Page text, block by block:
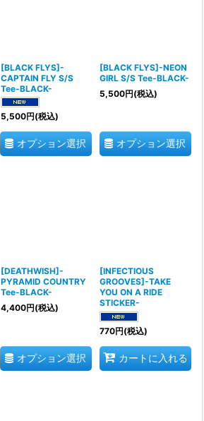
[BLACK FLYS]-
CAPTAIN FLY S/S
Tee-BLACK-
5,500円(税込)
オプション選択
[BLACK FLYS]-NEON
GIRL S/S Tee-BLACK-
5,500円(税込)
オプション選択
[DEATHWISH]-
PYRAMID COUNTRY
Tee-BLACK-
4,400円(税込)
オプション選択
[INFECTIOUS
GROOVES]-TAKE
YOU ON A RIDE
STICKER-
770円(税込)
カートに入れる